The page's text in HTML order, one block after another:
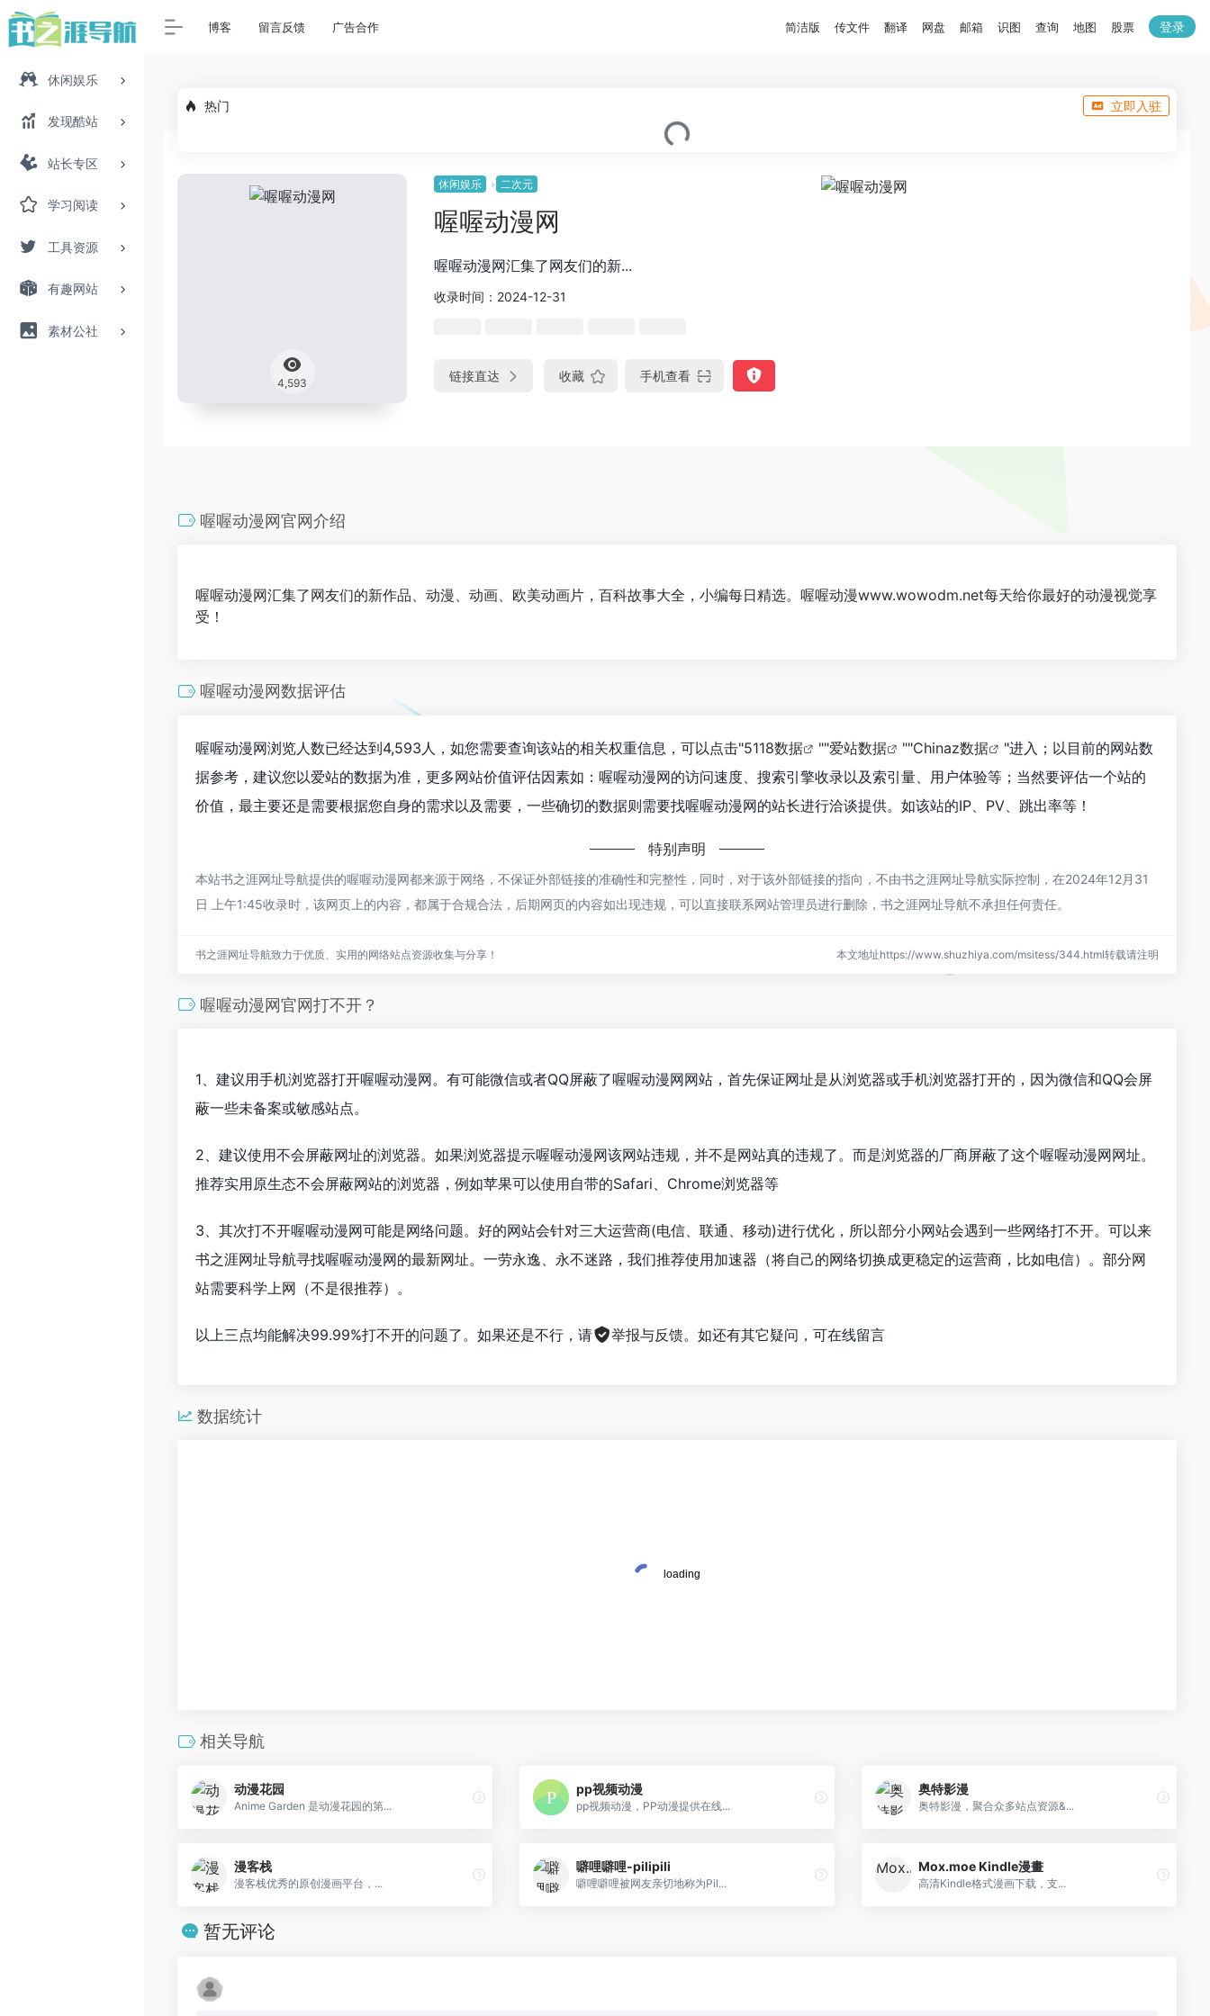
休闲娱乐
发现酷站
站长专区
学习阅读
工具资源
有趣网站
素材公社
博客 留言反馈 广告合作 简洁版 传文件 翻译 网盘 邮箱 识图 查询 地图 股票 登录
热门 立即入驻
4,593
休闲娱乐 二次元
喔喔动漫网
喔喔动漫网汇集了网友们的新...
收录时间：2024-12-31
链接直达 收藏 手机查看
喔喔动漫网官网介绍
喔喔动漫网汇集了网友们的新作品、动漫、动画、欧美动画片，百科故事大全，小编每日精选。喔喔动漫www.wowodm.net每天给你最好的动漫视觉享
受！
喔喔动漫网数据评估
喔喔动漫网浏览人数已经达到4,593人，如您需要查询该站的相关权重信息，可以点击"5118数据 ""爱站数据 ""Chinaz数据
"进入；以目前的网站数
据参考，建议您以爱站的数据为准，更多网站价值评估因素如：喔喔动漫网的访问速度、搜索引擎收录以及索引量、用户体验等；当然要评估一个站的
价值，最主要还是需要根据您自身的需求以及需要，一些确切的数据则需要找喔喔动漫网的站长进行洽谈提供。如该站的IP、PV、跳出率等！
特别声明
本站书之涯网址导航提供的喔喔动漫网都来源于网络，不保证外部链接的准确性和完整性，同时，对于该外部链接的指向，不由书之涯网址导航实际控制，在2024年12月31
日 上午1:45收录时，该网页上的内容，都属于合规合法，后期网页的内容如出现违规，可以直接联系网站管理员进行删除，书之涯网址导航不承担任何责任。
书之涯网址导航致力于优质、实用的网络站点资源收集与分享！ 本文地址https://www.shuzhiya.com/msitess/344.html转载请注明
喔喔动漫网官网打不开？
1、建议用手机浏览器打开喔喔动漫网。有可能微信或者QQ屏蔽了喔喔动漫网网站，首先保证网址是从浏览器或手机浏览器打开的，因为微信和QQ会屏
蔽一些未备案或敏感站点。
2、建议使用不会屏蔽网址的浏览器。如果浏览器提示喔喔动漫网该网站违规，并不是网站真的违规了。而是浏览器的厂商屏蔽了这个喔喔动漫网网址。
推荐实用原生态不会屏蔽网站的浏览器，例如苹果可以使用自带的Safari、Chrome浏览器等
3、其次打不开喔喔动漫网可能是网络问题。好的网站会针对三大运营商(电信、联通、移动)进行优化，所以部分小网站会遇到一些网络打不开。可以来
书之涯网址导航寻找喔喔动漫网的最新网址。一劳永逸、永不迷路，我们推荐使用加速器（将自己的网络切换成更稳定的运营商，比如电信）。部分网
站需要科学上网（不是很推荐）。
以上三点均能解决99.99%打不开的问题了。如果还是不行，请 举报与反馈。如还有其它疑问，可在线留言
数据统计
相关导航
动漫花园
Anime Garden 是动漫花园的第...
pp视频动漫
pp视频动漫，PP动漫提供在线...
奥特影漫
奥特影漫，聚合众多站点资源&...
漫客栈
漫客栈优秀的原创漫画平台，...
噼哩噼哩-pilipili
噼哩噼哩被网友亲切地称为Pil...
Mox.moe Kindle漫畫
高清Kindle格式漫画下载，支...
暂无评论